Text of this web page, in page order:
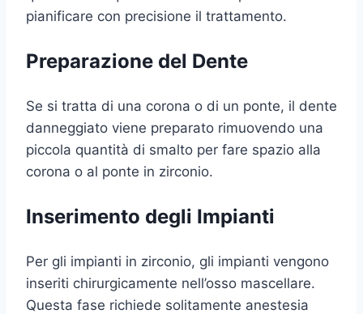
pianificare con precisione il trattamento.
Preparazione del Dente
Se si tratta di una corona o di un ponte, il dente
danneggiato viene preparato rimuovendo una
piccola quantità di smalto per fare spazio alla
corona o al ponte in zirconio.
Inserimento degli Impianti
Per gli impianti in zirconio, gli impianti vengono
inseriti chirurgicamente nell’osso mascellare.
Questa fase richiede solitamente anestesia